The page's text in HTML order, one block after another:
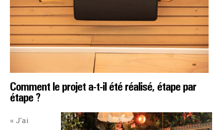
Comment le projet a-t-il été réalisé, étape par
étape ?
« J’ai